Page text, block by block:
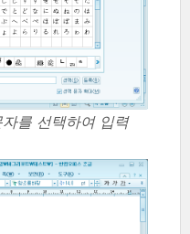
를 선택하여 입력